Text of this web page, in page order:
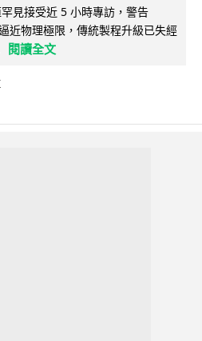
見接受近 5 小時專訪，警告
近物理極限，傳統製程升級已失經
閱讀全文